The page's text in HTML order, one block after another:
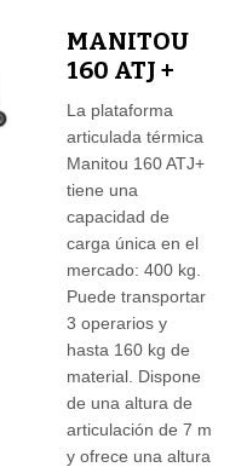
MANITOU
160 ATJ +
La plataforma
articulada térmica
Manitou 160 ATJ+
tiene una
capacidad de
carga única en el
mercado: 400 kg.
Puede transportar
3 operarios y
hasta 160 kg de
material. Dispone
de una altura de
articulación de 7 m
y ofrece una altura